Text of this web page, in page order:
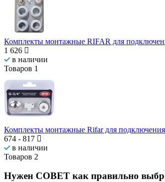
Комплекты монтажные RIFAR для
1 626
в наличии
Товаров 1
Комплекты монтажные Rifar для
674 - 817
в наличии
Товаров 2
Нужен СОВЕТ как правильно